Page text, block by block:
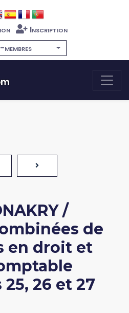
Inscription
/
de
en droit et
25, 26 et 27